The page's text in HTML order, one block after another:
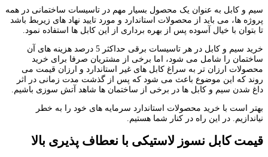
سیم و کابل به عنوان یک محصول بسیار مهم در تاسیسات ساختمانی در همه
پروژه ها، می باید از محصولات استاندارد و مورد تایید نهاد های زیربط باشد
تا بتوان با خیال آسوده پس از بهره برداری از این کابل ها استفاده نمود.
خرید سیم و کابل در هر تاسیسات برقی حداکثر 5 درصد هزینه های آن
ساختمان را شامل می شود، اما برخی از مشتریان صرفا برای خرید
محصولات ارزان تر به سراغ کابل های غیر استاندارد و ارزان قیمت می
روند که این موضوع باعث می شود که پس از گذشت مدت زمانی در اثر
داغ شدن سیم و کابل ها در برخی از ساختمان ها شاهد آتش سوزی باشیم.
بهتر است با خرید محصولات استاندارد سرمایه های خود را به خطر
نیاندازیم. در این راه در کنار شما هستیم.
قیمت کابل نسوز لاستیکی با نعطاف پذیری بالا